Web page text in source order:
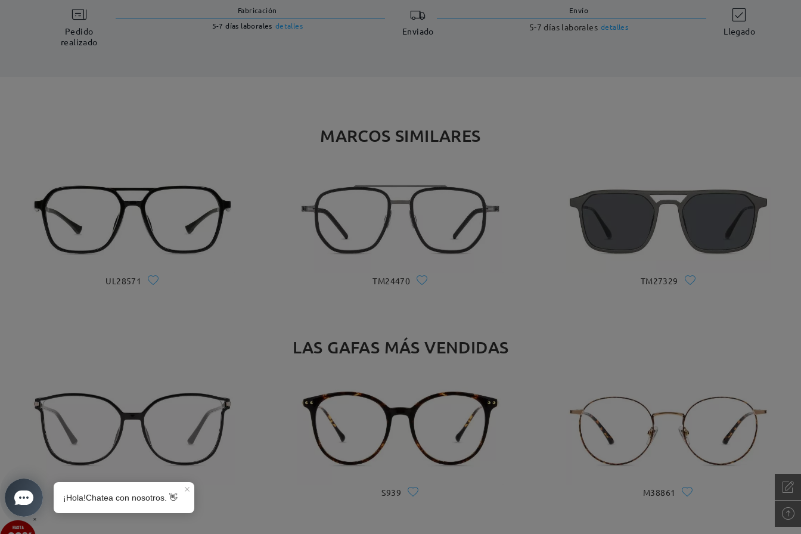
×
Pedido
realizado
Fabricación
5-7 días laborales detalles Enviado
Envío
5-7 días laborales detalles Llegado
MARCOS SIMILARES
UL28571 TM24470 TM27329
LAS GAFAS MÁS VENDIDAS
S939 M38861